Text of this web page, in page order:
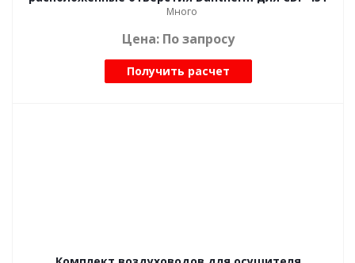
Много
Цена: По запросу
Получить расчет